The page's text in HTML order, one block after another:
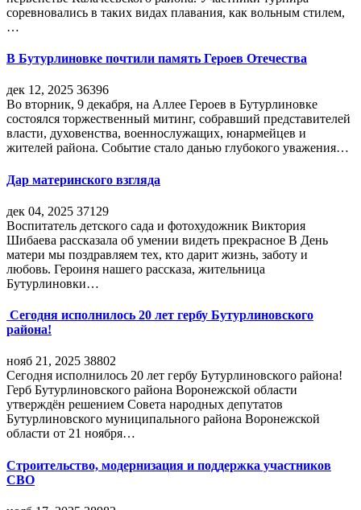
соревновались в таких видах плавания, как вольным стилем,
…
В Бутурлиновке почтили память Героев Отечества
дек 12, 2025 36396
Во вторник, 9 декабря, на Аллее Героев в Бутурлиновке
состоялся торжественный митинг, собравший представителей
власти, духовенства, военнослужащих, юнармейцев и
жителей района. Событие стало данью глубокого уважения…
Дар материнского взгляда
дек 04, 2025 37129
Воспитатель детского сада и фотохудожник Виктория
Шибаева рассказала об умении видеть прекрасное В День
матери мы поздравляем тех, кто дарит жизнь, заботу и
любовь. Героиня нашего рассказа, жительница
Бутурлиновки…
Сегодня исполнилось 20 лет гербу Бутурлиновского
района!
нояб 21, 2025 38802
Сегодня исполнилось 20 лет гербу Бутурлиновского района!
Герб Бутурлиновского района Воронежской области
утверждён решением Совета народных депутатов
Бутурлиновского муниципального района Воронежской
области от 21 ноября…
Строительство, модернизация и поддержка участников
СВО